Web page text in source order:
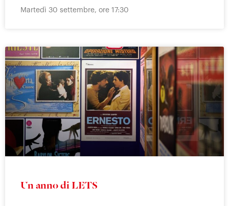
Martedì 30 settembre, ore 17:30
Un anno di LETS